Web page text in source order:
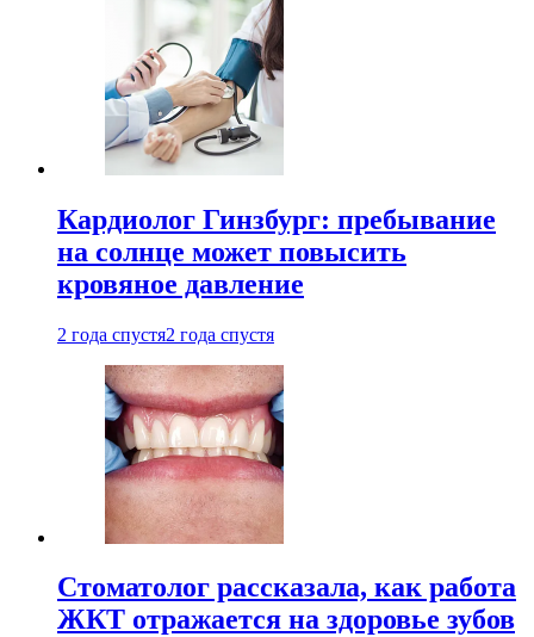
Кардиолог Гинзбург: пребывание
на солнце может повысить
кровяное давление
2 года спустя2 года спустя
Стоматолог рассказала, как работа
ЖКТ отражается на здоровье зубов